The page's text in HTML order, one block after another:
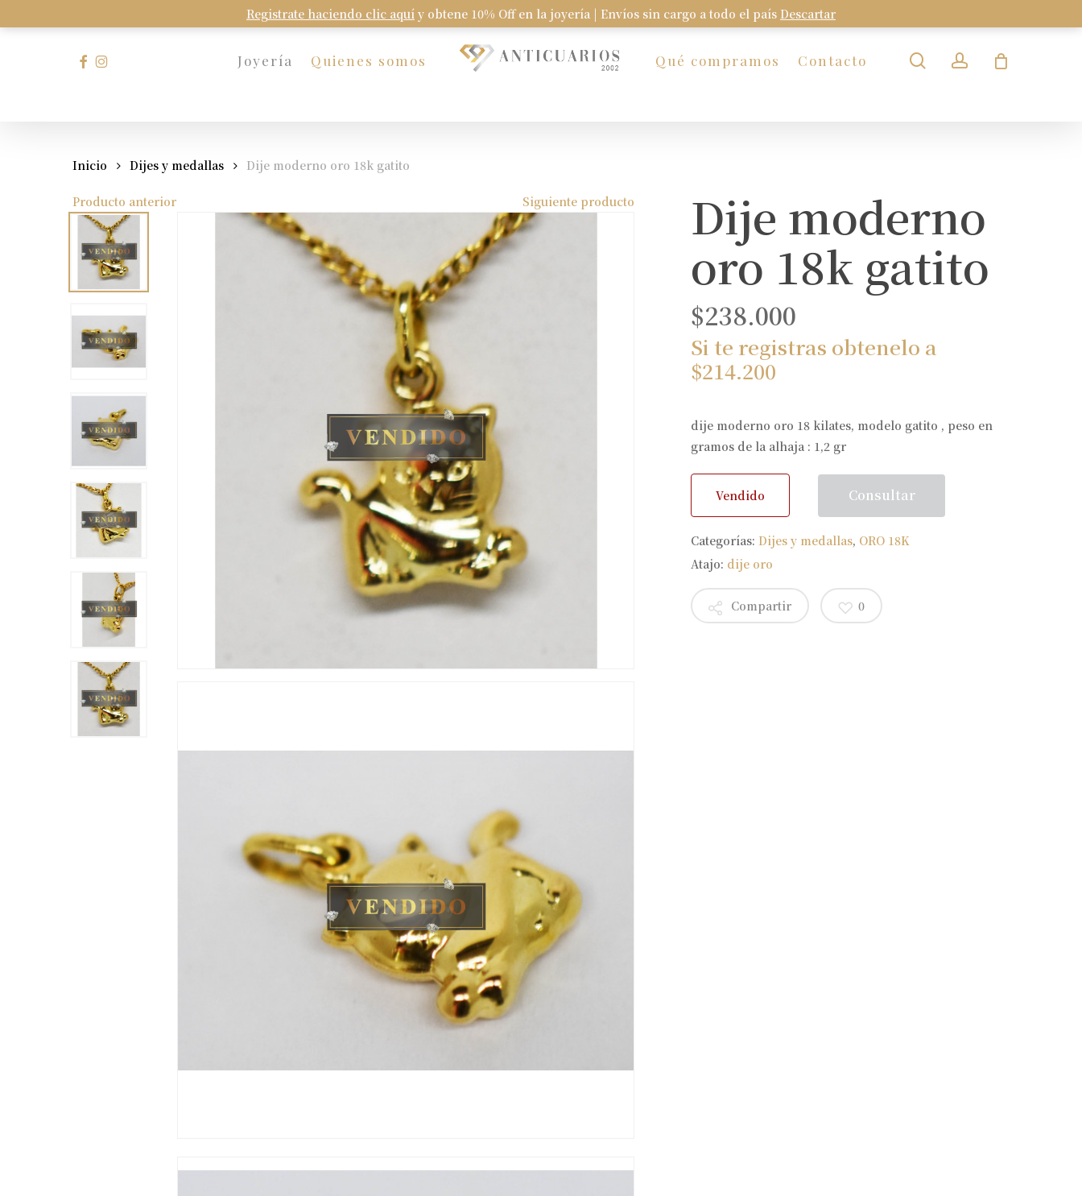
Registrate haciendo clic aquí y obtene 10% Off en la joyería | Envíos sin cargo a todo el país Descartar
to
Joyería Quienes somos Qué compramos Contacto
facebook
instagram searchaccount
Inicio Dijes y medallas Dije moderno oro 18k gatito
Producto anterior Siguiente producto
Dije moderno
oro 18k gatito
$238.000
Si te registras obtenelo a
$214.200
dije moderno oro 18 kilates, modelo gatito , peso en
gramos de la alhaja : 1,2 gr
Vendido Consultar
Categorías:Dijes y medallas, ORO 18K
Atajo: dije oro
Compartir 0